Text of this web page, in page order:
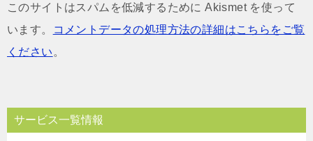
このサイトはスパムを低減するために Akismet を使って
います。
コメントデータの処理方法の詳細はこちらをご覧
ください 。
サービス一覧情報